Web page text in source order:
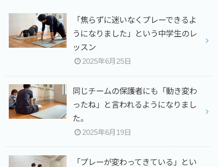
「焦らずに迷いなくプレーできるよ
うになりました」という中学生のレ
ッスン
2025年6月25日
同じチームの保護者にも「動き変わ
ったね」と言われるようになりまし
た。
2025年6月19日
「プレーが変わってきている」とい